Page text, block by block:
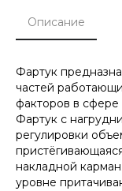
Описание
Фартук
частей
факторов в
Фартук с
регулировки
накладной
уровне